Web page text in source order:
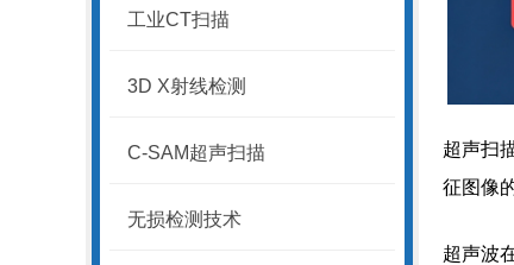
工业CT扫描
3D X射线检测
C-SAM超声扫描
无损检测技术
超声扫
征图像
超声波